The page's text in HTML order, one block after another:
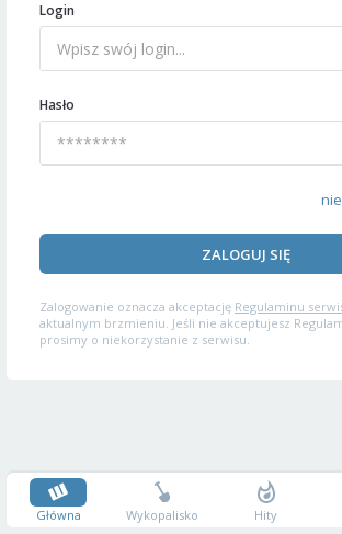
Login
Hasło
ZALOGUJ SIĘ
Zalogowanie oznacza akceptację Regulaminu
aktualnym brzmieniu. Jeśli nie akceptujesz
prosimy o niekorzystanie z serwisu.
Główna Wykopalisko Hity